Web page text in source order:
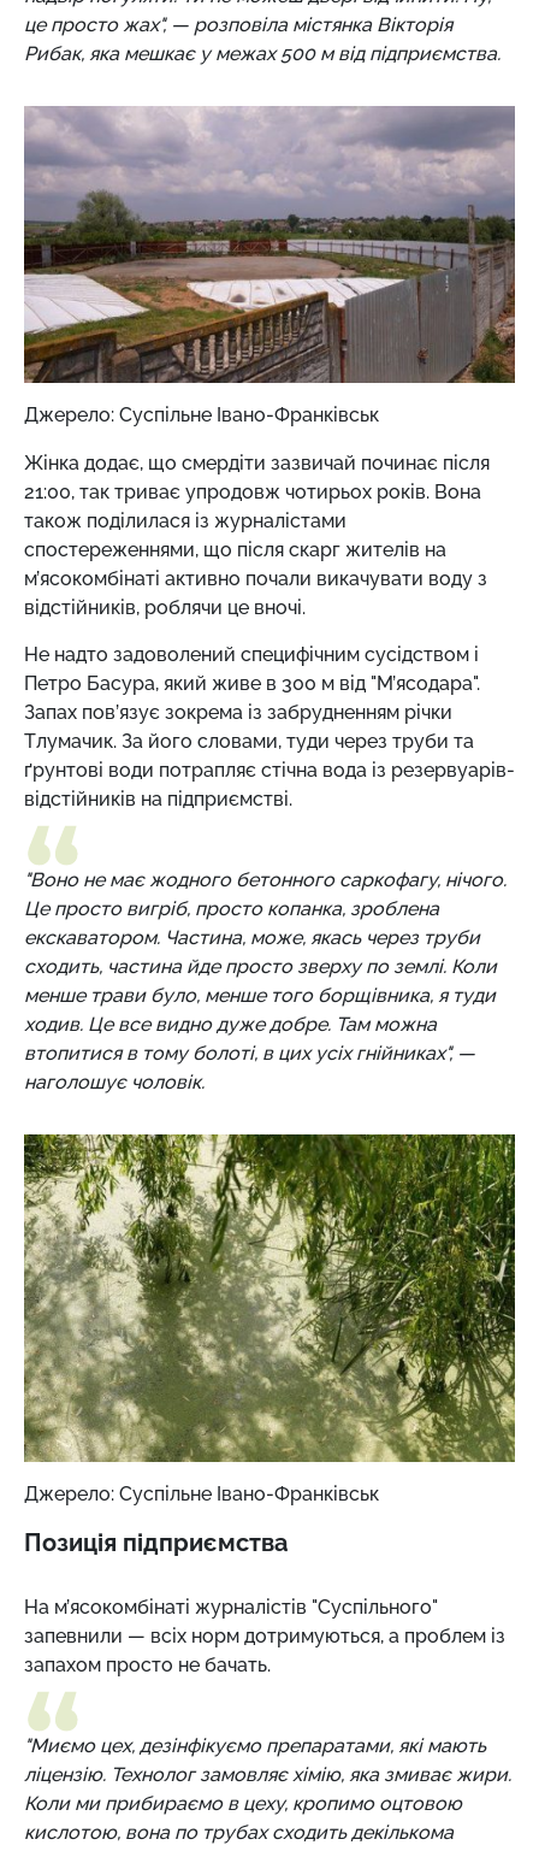
це просто жах", — розповіла містянка Вікторія
Рибак, яка мешкає у межах 500 м від підприємства.
Джерело: Суспільне Івано-Франківськ
Жінка додає, що смердіти зазвичай починає після
21:00, так триває упродовж чотирьох років. Вона
також поділилася із журналістами
спостереженнями, що після скарг жителів на
м’ясокомбінаті активно почали викачувати воду з
відстійників, роблячи це вночі.
Не надто задоволений специфічним сусідством і
Петро Басура, який живе в 300 м від "М’ясодара".
Запах пов’язує зокрема із забрудненням річки
Тлумачик. За його словами, туди через труби та
ґрунтові води потрапляє стічна вода із резервуарів-
відстійників на підприємстві.
"Воно не має жодного бетонного саркофагу, нічого.
Це просто вигріб, просто копанка, зроблена
екскаватором. Частина, може, якась через труби
сходить, частина йде просто зверху по землі. Коли
менше трави було, менше того борщівника, я туди
ходив. Це все видно дуже добре. Там можна
втопитися в тому болоті, в цих усіх гнійниках", —
наголошує чоловік.
Джерело: Суспільне Івано-Франківськ
Позиція підприємства
На м’ясокомбінаті журналістів "Суспільного"
запевнили — всіх норм дотримуються, а проблем із
запахом просто не бачать.
"Миємо цех, дезінфікуємо препаратами, які мають
ліцензію. Технолог замовляє хімію, яка змиває жири.
Коли ми прибираємо в цеху, кропимо оцтовою
кислотою, вона по трубах сходить декількома